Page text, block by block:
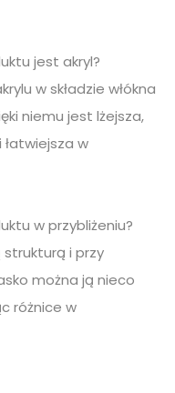
jest akryl?
w składzie włókna
niemu jest lżejsza,
w
w przybliżeniu?
i przy
można ją nieco
różnice w